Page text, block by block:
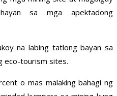
sa mga apektadong
na labing tatlong bayan sa
eco-tourism sites.
o mas malaking bahagi ng